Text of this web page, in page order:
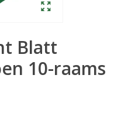
Blatt
10-raams